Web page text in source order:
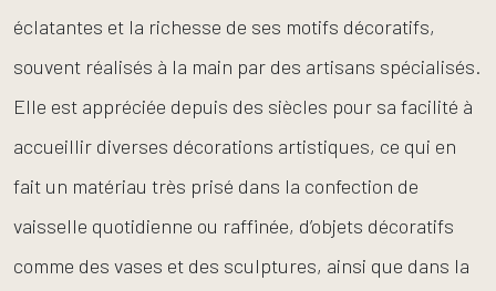
éclatantes et la richesse de ses motifs décoratifs,
souvent réalisés à la main par des artisans spécialisés.
Elle est appréciée depuis des siècles pour sa facilité à
accueillir diverses décorations artistiques, ce qui en
fait un matériau très prisé dans la confection de
vaisselle quotidienne ou raffinée, d’objets décoratifs
comme des vases et des sculptures, ainsi que dans la